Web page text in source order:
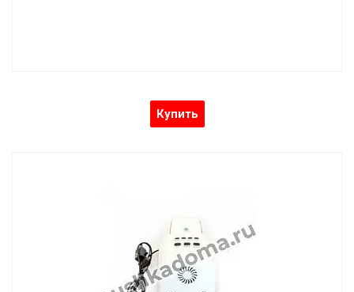
Купить
Увлажнитель воздуха с запотевающим насосом высокого
давления (без бака)